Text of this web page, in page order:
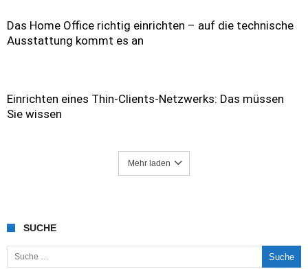
Das Home Office richtig einrichten – auf die technische
Ausstattung kommt es an
Einrichten eines Thin-Clients-Netzwerks: Das müssen
Sie wissen
Mehr laden
SUCHE
Suche nach: